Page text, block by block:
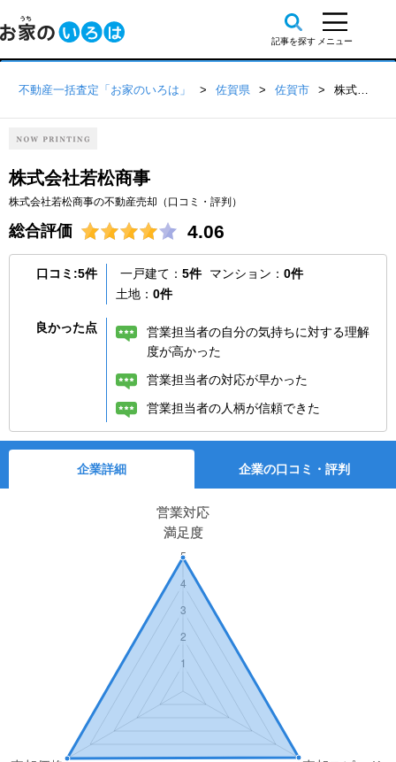
不動産一括査定「お家のいろは」 佐賀県 佐賀市 株式会社若松商事
株式会社若松商事
株式会社若松商事の不動産売却（口コミ・評判）
総合評価 4.06
口コミ:5件 一戸建て： 5件 マンション： 0件
土地： 0件
良かった点
営業担当者の自分の気持ちに対する理解
度が高かった
営業担当者の対応が早かった
営業担当者の人柄が信頼できた
企業詳細 企業の口コミ・評判